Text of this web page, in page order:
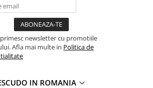
newsletter cu promotiile
Afla mai multe in Politica de
IN ROMANIA